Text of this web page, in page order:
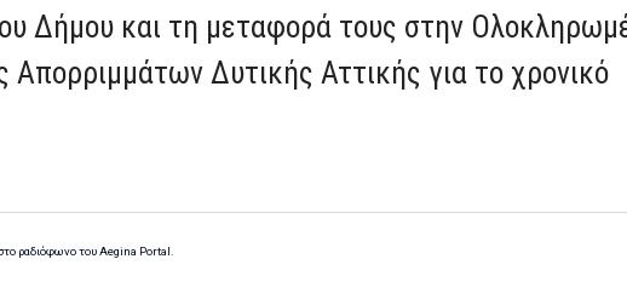
Δήμου και τη μεταφορά τους στην
Απορριμμάτων Δυτικής Αττικής για το χρονικό
ραδιόφωνο του Aegina Portal.